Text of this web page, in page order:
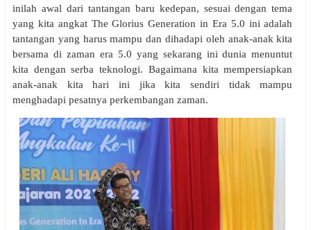
inilah awal dari tantangan baru kedepan, sesuai dengan tema
yang kita angkat The Glorius Generation in Era 5.0 ini adalah
tantangan yang harus mampu dan dihadapi oleh anak-anak kita
bersama di zaman era 5.0 yang sekarang ini dunia menuntut
kita dengan serba teknologi. Bagaimana kita mempersiapkan
anak-anak kita hari ini jika kita sendiri tidak mampu
menghadapi pesatnya perkembangan zaman.